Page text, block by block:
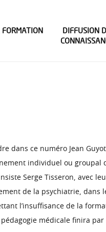
DIFFUSION
ce numéro Jean
individuel ou groupal
Serge Tisseron, avec
de la psychiatrie, dans
l’insuffisance de la
médicale finira